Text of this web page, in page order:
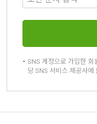
SNS 계정으로 가입한 회
당 SNS 서비스 제공사에